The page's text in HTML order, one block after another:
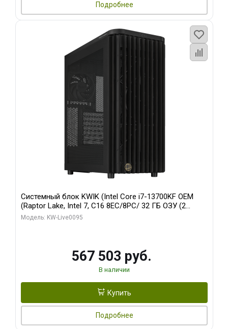
Подробнее
Системный блок KWIK (Intel Core i7-13700KF OEM
(Raptor Lake, Intel 7, C16 8EC/8PC/ 32 ГБ ОЗУ (2
модуля)/ Afox RTX4090 24GB GDDR6X 384-Bit 3xDP
Модель: KW-Live0095
567 503 руб.
В наличии
Купить
Подробнее